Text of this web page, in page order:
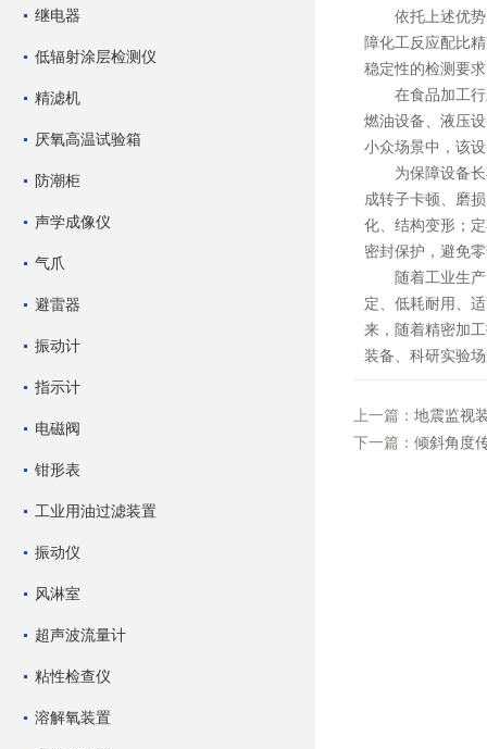
继电器
低辐射涂层检测仪
精滤机
厌氧高温试验箱
防潮柜
声学成像仪
气爪
避雷器
振动计
指示计
电磁阀
钳形表
工业用油过滤装置
振动仪
风淋室
超声波流量计
粘性检查仪
溶解氧装置
依托上述优势
障化工反应配比
稳定性的检测要
在食品加工行
燃油设备、液压
小众场景中，该
为保障设备长
成转子卡顿、磨
化、结构变形；
密封保护，避免
随着工业生产
定、低耗耐用、
来，随着精密加
装备、科研实验
上一篇： 地震监视
下一篇： 倾斜角度